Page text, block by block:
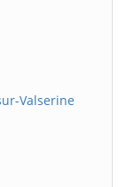
Valserine